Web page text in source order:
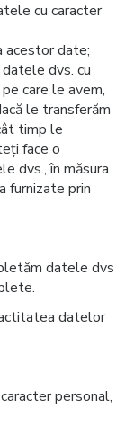
cu caracter
acestor date;
dvs. cu
care le avem,
le transferăm
timp le
face o
dvs., în măsura
furnizate prin
datele dvs
datelor
personal,